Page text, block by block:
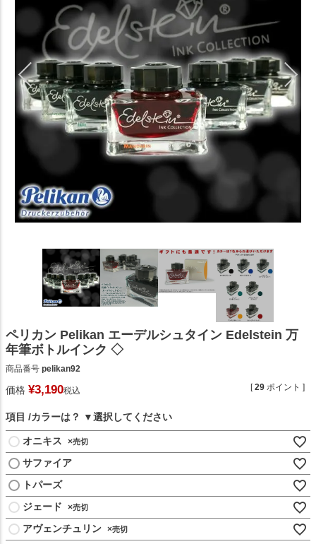
ペリカン Pelikan エーデルシュタイン Edelstein 万
年筆ボトルインク ◇
商品番号 pelikan92
価格 ¥3,190税込 [29 ポイント ]
項目 カラーは？
オニキス ×
サファイア
トパーズ
ジェード
×
アヴェンチュリン ×